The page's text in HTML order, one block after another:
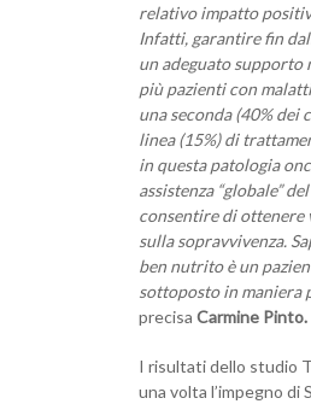
relativo impatto
Infatti, garantire fin
un adeguato
più pazienti con
una seconda (40% dei
linea (15%) di
in questa patologia
assistenza “globale”
consentire di ottenere
sulla sopravvivenza.
ben nutrito è un
sottoposto in maniera
precisa Carmine Pinto.
I risultati dello studio
una volta l’impegno